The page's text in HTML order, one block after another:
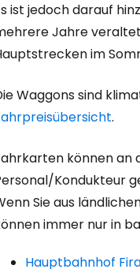
ist jedoch darauf
Jahre
im
Waggons sind
.
können an
Kondukteur
Sie aus
immer nur in
Hauptbahnhof